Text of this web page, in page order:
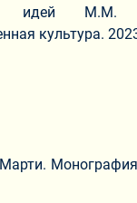
идей М.М.
культура.